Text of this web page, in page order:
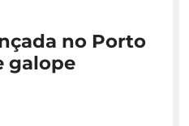
no Porto
galope